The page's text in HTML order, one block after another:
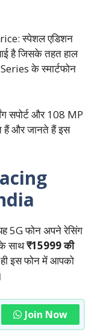
स्पेशल एडिशन
है जिसके तहत हाल
के स्मार्टफोन
सपोर्ट और 108 MP
हैं और जानते हैं इस
5G फोन अपने रेसिंग
साथ₹15999 की
इस फोन में आपको
Join Now